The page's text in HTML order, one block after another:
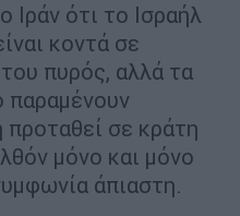
ότι το Ισραήλ
κοντά σε
πυρός, αλλά τα
παραμένουν
προταθεί σε κράτη
μόνο και μόνο
άπιαστη.